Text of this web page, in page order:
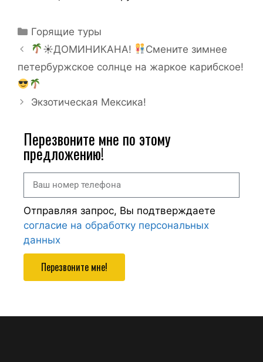
Горящие туры
☀ДОМИНИКАНА!
Смените зимнее
петербуржское солнце на жаркое карибское!
Экзотическая Мексика!
Перезвоните мне по этому
предложению!
Отправляя запрос, Вы подтверждаете
согласие на обработку персональных
данных
Перезвоните мне!